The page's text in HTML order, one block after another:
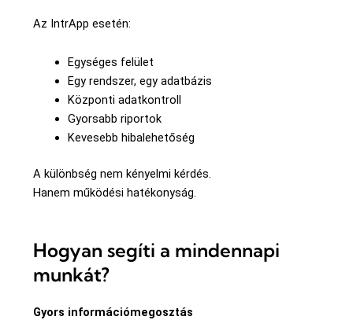
Az IntrApp esetén:
Egységes felület
Egy rendszer, egy adatbázis
Központi adatkontroll
Gyorsabb riportok
Kevesebb hibalehetőség
A különbség nem kényelmi kérdés.
Hanem működési hatékonyság.
Hogyan segíti a mindennapi
munkát?
Gyors információmegosztás